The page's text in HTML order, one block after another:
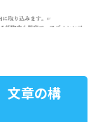
文章の構